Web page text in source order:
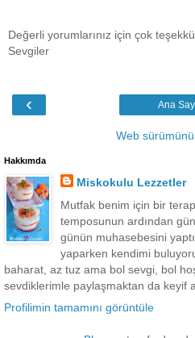
Değerli yorumlarınız için çok
Sevgiler
‹ Ana
Web
Hakkımda
Miskokulu Lezzetler
Mutfak benim için bir
temposunun ardından
günün muhasebesini
yaparken kendimi
baharat, az tuz ama bol sevgi, bol
sevdiklerimle paylaşmaktan da keyif
Profilimin tamamını görüntüle